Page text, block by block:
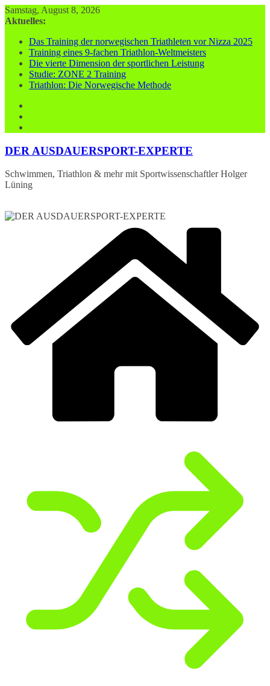
Zum
Inhalt
Samstag, August 8, 2026
Aktuelles:
Das Training der norwegischen Triathleten vor Nizza 2025
Training eines 9-fachen Triathlon-Weltmeisters
Die vierte Dimension der sportlichen Leistung
Studie: ZONE 2 Training
Triathlon: Die Norwegische Methode
DER AUSDAUERSPORT-EXPERTE
Schwimmen, Triathlon & mehr mit Sportwissenschaftler Holger
Lüning